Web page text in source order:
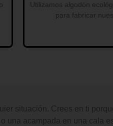
Utilizamos algodón
para fabricar
situación. Crees en ti
una acampada en una cala